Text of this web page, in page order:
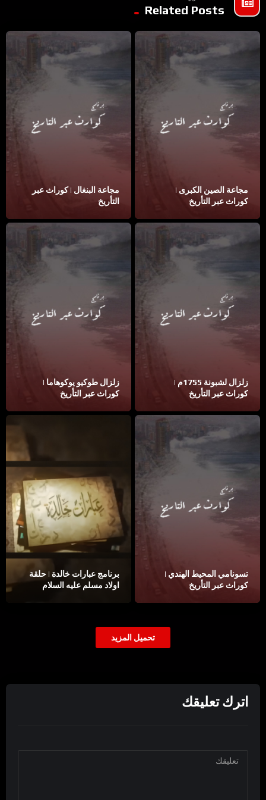
Related Posts
مجاعة الصين الكبرى |
كوراث عبر التأريخ
مجاعة البنغال | كوراث عبر
التأريخ
زلزال لشبونة 1755م |
كوراث عبر التأريخ
زلزال طوكيو يوكوهاما |
كوراث عبر التأريخ
تسونامي المحيط الهندي |
كوراث عبر التأريخ
برنامج عبارات خالدة | حلقة
اولاد مسلم عليه السلام
تحميل المزيد
اترك تعليقك